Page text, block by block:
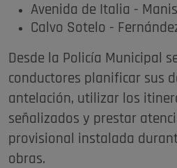
Avenida de Italia -
Calvo Sotelo -
Desde la Policía Municipal
conductores planificar sus
antelación, utilizar los
señalizados y prestar
provisional instalada
obras.